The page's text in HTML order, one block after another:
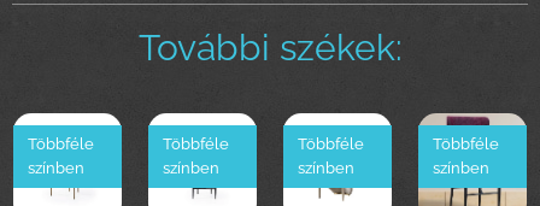
További székek:
Többféle
színben
Többféle
színben
Többféle
színben
Többféle
színben